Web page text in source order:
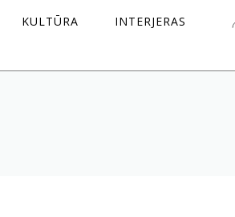
KULTŪRA
INTERJERAS